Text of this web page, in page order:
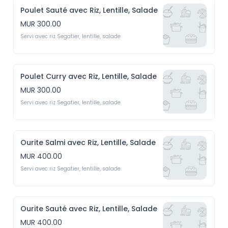
Poulet Sauté avec Riz, Lentille, Salade
MUR 300.00
Servi avec riz Segatier, lentille, salade
Poulet Curry avec Riz, Lentille, Salade
MUR 300.00
Servi avec riz Segatier, lentille, salade
Ourite Salmi avec Riz, Lentille, Salade
MUR 400.00
Servi avec riz Segatier, lentille, salade
Ourite Sauté avec Riz, Lentille, Salade
MUR 400.00